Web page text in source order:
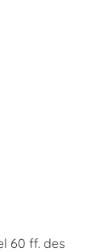
60 ff. des